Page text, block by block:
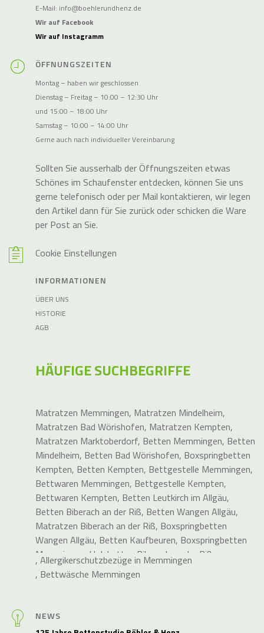
E-Mail: info@boehlerundhenz.de
Wir auf Facebook
Wir auf Instagramm
ÖFFNUNGSZEITEN
Montag – haben wir geschlossen
Dienstag – Freitag – 10:00 – 12:30 Uhr
und 15:00 – 18:00 Uhr
Samstag – 10:00 – 14:00 Uhr
Gerne auch nach individueller Vereinbarung
Sollten Sie ausserhalb der Öffnungszeiten etwas
Schönes im Schaufenster entdecken, können Sie uns
gerne telefonisch oder per Mail kontaktieren, wir legen
den Artikel dann für Sie zurück oder schicken die Ware
per Post an Sie.
Cookie Einstellungen
INFORMATIONEN
ÜBER UNS
HISTORIE
AGB
HÄUFIGE SUCHBEGRIFFE
Matratzen Memmingen, Matratzen Mindelheim,
Matratzen Bad Wörishofen, Matratzen Kempten,
Matratzen Marktoberdorf, Betten Memmingen, Betten
Mindelheim, Betten Bad Wörishofen, Boxspringbetten
Kempten, Betten Kempten, Bettgestelle Memmingen,
Bettwaren Memmingen, Bettgestelle Kempten,
Bettwaren Kempten, Betten Leutkirch im Allgäu,
Betten Biberach an der Riß, Betten Wangen Allgäu,
Matratzen Biberach an der Riß, Boxspringbetten
Wangen Allgäu, Betten Kaufbeuren, Boxspringbetten
Memmingen , Holzbetten Biberach an der Riß
Elektrische Lattenroste Memmingen,Holzbett Biberach
an der Riß,Metallfreie Betten
Holzbetten für Mindelheim
, Allergikerschutzbezüge in Memmingen
, Bettwäsche Memmingen
NEWS